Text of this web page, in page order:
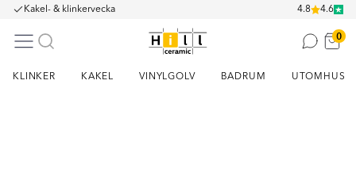
Kakel- & klinkervecka 4.8 4.6
0
KLINKER KAKEL VINYLGOLV BADRUM UTOMHUS